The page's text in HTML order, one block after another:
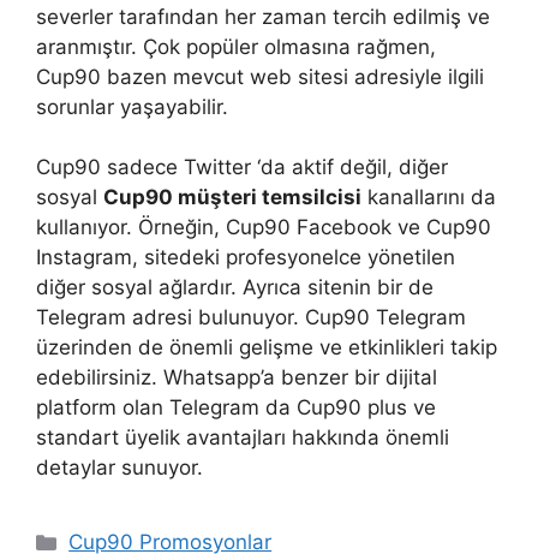
severler tarafından her zaman tercih edilmiş ve
aranmıştır. Çok popüler olmasına rağmen,
Cup90 bazen mevcut web sitesi adresiyle ilgili
sorunlar yaşayabilir.
Cup90 sadece Twitter ‘da aktif değil, diğer
sosyal Cup90 müşteri temsilcisi kanallarını da
kullanıyor. Örneğin, Cup90 Facebook ve Cup90
Instagram, sitedeki profesyonelce yönetilen
diğer sosyal ağlardır. Ayrıca sitenin bir de
Telegram adresi bulunuyor. Cup90 Telegram
üzerinden de önemli gelişme ve etkinlikleri takip
edebilirsiniz. Whatsapp’a benzer bir dijital
platform olan Telegram da Cup90 plus ve
standart üyelik avantajları hakkında önemli
detaylar sunuyor.
Kategoriler
Cup90 Promosyonlar